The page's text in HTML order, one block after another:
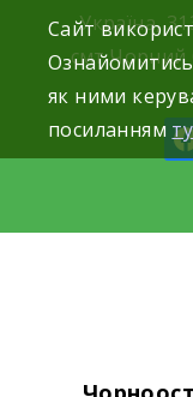
Україна,
смт.Чорний
Сайт
як ними
посиланням